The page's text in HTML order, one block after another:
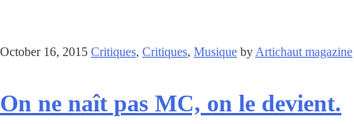
October 16, 2015 Critiques, Critiques, Musique by Artichaut magazine
On ne naît pas MC, on le devient.